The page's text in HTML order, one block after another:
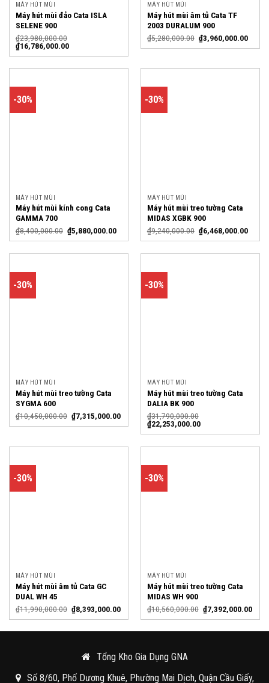
MÁY HÚT MÙI
Máy hút mùi đảo Cata ISLA
SELENE 900
₫23,980,000.00
₫16,786,000.00
MÁY HÚT MÙI
Máy hút mùi âm tủ Cata TF
2003 DURALUM 900
₫5,280,000.00 ₫3,960,000.00
-30%
MÁY HÚT MÙI
Máy hút mùi kính cong Cata
GAMMA 700
₫8,400,000.00 ₫5,880,000.00
-30%
MÁY HÚT MÙI
Máy hút mùi treo tường Cata
MIDAS XGBK 900
₫9,240,000.00 ₫6,468,000.00
-30%
MÁY HÚT MÙI
Máy hút mùi treo tường Cata
SYGMA 600
₫10,450,000.00 ₫7,315,000.00
-30%
MÁY HÚT MÙI
Máy hút mùi treo tường Cata
DALIA BK 900
₫31,790,000.00
₫22,253,000.00
-30%
MÁY HÚT MÙI
Máy hút mùi âm tủ Cata GC
DUAL WH 45
₫11,990,000.00 ₫8,393,000.00
-30%
MÁY HÚT MÙI
Máy hút mùi treo tường Cata
MIDAS WH 900
₫10,560,000.00 ₫7,392,000.00
Tổng Kho Gia Dụng GNA
Số 8/60, Phố Dương Khuê, Phường Mai Dịch, Quận Cầu Giấy,